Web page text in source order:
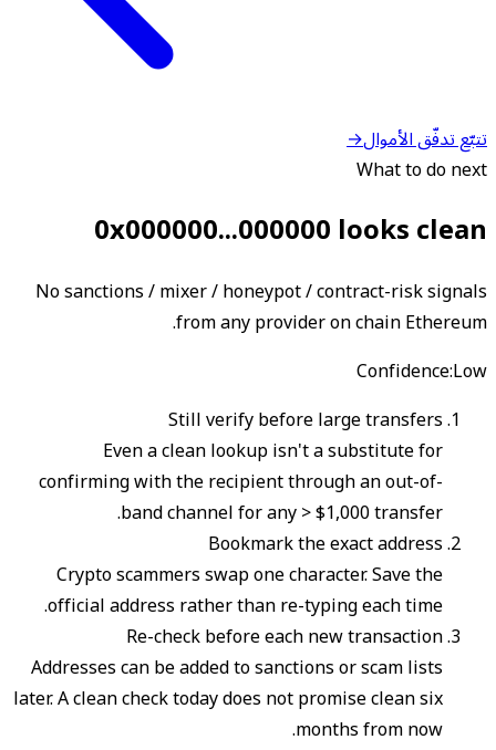
تتبّع تدفّق الأموال→
What to do next
0x000000...000000 looks clean
No sanctions / mixer / honeypot / contract-risk signals
from any provider on chain Ethereum.
Confidence:Low
Still verify before large transfers
Even a clean lookup isn't a substitute for
confirming with the recipient through an out-of-
band channel for any > $1,000 transfer.
Bookmark the exact address
Crypto scammers swap one character. Save the
official address rather than re-typing each time.
Re-check before each new transaction
Addresses can be added to sanctions or scam lists
later. A clean check today does not promise clean six
months from now.